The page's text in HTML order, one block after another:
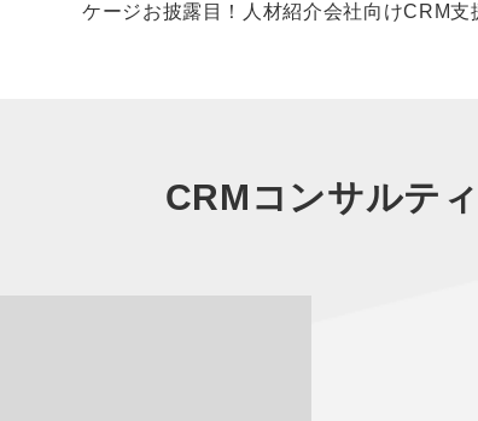
ケージお披露目！人材紹介会社向けCRM支
CRMコンサルテ